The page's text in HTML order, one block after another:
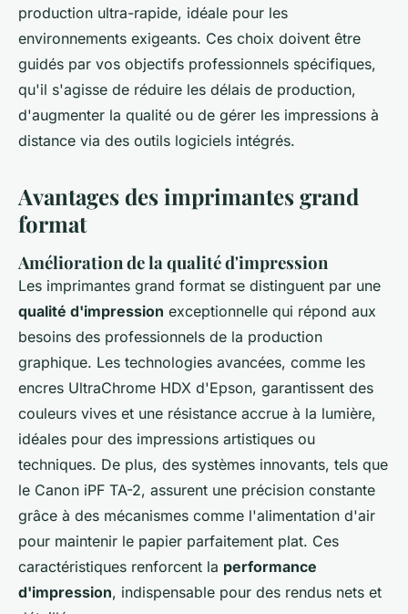
production ultra-rapide, idéale pour les
environnements exigeants. Ces choix doivent être
guidés par vos objectifs professionnels spécifiques,
qu'il s'agisse de réduire les délais de production,
d'augmenter la qualité ou de gérer les impressions à
distance via des outils logiciels intégrés.
Avantages des imprimantes grand
format
Amélioration de la qualité d'impression
Les imprimantes grand format se distinguent par une
qualité d'impression exceptionnelle qui répond aux
besoins des professionnels de la production
graphique. Les technologies avancées, comme les
encres UltraChrome HDX d'Epson, garantissent des
couleurs vives et une résistance accrue à la lumière,
idéales pour des impressions artistiques ou
techniques. De plus, des systèmes innovants, tels que
le Canon iPF TA-2, assurent une précision constante
grâce à des mécanismes comme l'alimentation d'air
pour maintenir le papier parfaitement plat. Ces
caractéristiques renforcent la performance
d'impression, indispensable pour des rendus nets et